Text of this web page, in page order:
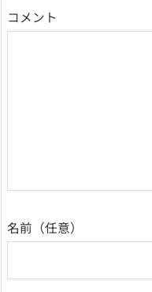
コメント
名前